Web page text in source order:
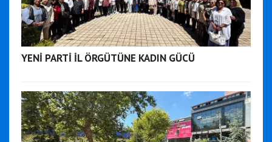
YENİ PARTİ İL ÖRGÜTÜNE KADIN GÜCÜ